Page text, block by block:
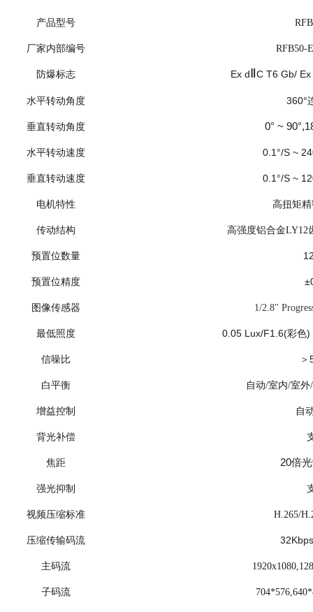
产品型号
厂家内部编号 RFB50-
防爆标志 Ex d ⅡC T6 Gb/
水平转动角度 360°
垂直转动角度 0° ~
水平转动速度 0.1°/S ~
垂直转动速度 0.1°/S ~
电机特性 高扭矩
传动结构 高强度铝合金LY12
预置位数量
预置位精度
图像传感器 1/2.8"
最低照度 0.05 Lux/F1.6(彩色)
信噪比 ＞
白平衡 自动/室内/室
增益控制 自
背光补偿
焦距 20倍
强光抑制
视频压缩标准 H.265/
压缩传输码流
主码流
子码流